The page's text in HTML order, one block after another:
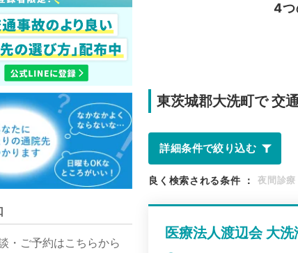
・ご予約はこちらから
4つ
東茨城郡大洗町で 交
詳細条件で絞り込む
良く検索される条件 ： 夜間診療
医療法人渡辺会 大